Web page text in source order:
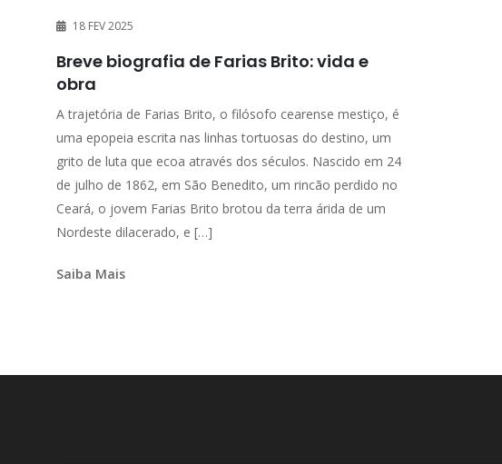
18 FEV 2025
Breve biografia de Farias Brito: vida e
obra
A trajetória de Farias Brito, o filósofo cearense mestiço, é
uma epopeia escrita nas linhas tortuosas do destino, um
grito de luta que ecoa através dos séculos. Nascido em 24
de julho de 1862, em São Benedito, um rincão perdido no
Ceará, o jovem Farias Brito brotou da terra árida de um
Nordeste dilacerado, e […]
Saiba Mais